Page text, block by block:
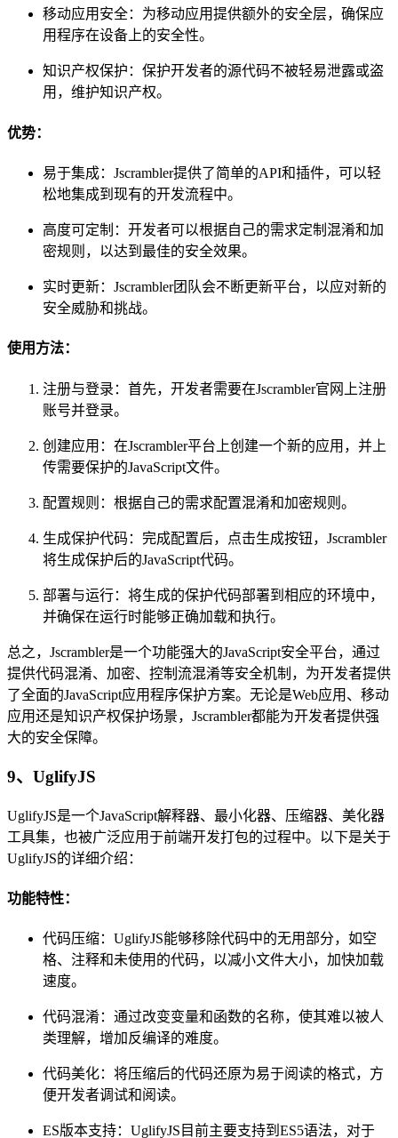
移动应用安全：为移动应用提供额外的安全层，确保应
用程序在设备上的安全性。
知识产权保护：保护开发者的源代码不被轻易泄露或盗
用，维护知识产权。
优势：
易于集成：Jscrambler提供了简单的API和插件，可以轻
松地集成到现有的开发流程中。
高度可定制：开发者可以根据自己的需求定制混淆和加
密规则，以达到最佳的安全效果。
实时更新：Jscrambler团队会不断更新平台，以应对新的
安全威胁和挑战。
使用方法：
注册与登录：首先，开发者需要在Jscrambler官网上注册
账号并登录。
创建应用：在Jscrambler平台上创建一个新的应用，并上
传需要保护的JavaScript文件。
配置规则：根据自己的需求配置混淆和加密规则。
生成保护代码：完成配置后，点击生成按钮，Jscrambler
将生成保护后的JavaScript代码。
部署与运行：将生成的保护代码部署到相应的环境中，
并确保在运行时能够正确加载和执行。
总之，Jscrambler是一个功能强大的JavaScript安全平台，通过
提供代码混淆、加密、控制流混淆等安全机制，为开发者提供
了全面的JavaScript应用程序保护方案。无论是Web应用、移动
应用还是知识产权保护场景，Jscrambler都能为开发者提供强
大的安全保障。
9、UglifyJS
UglifyJS是一个JavaScript解释器、最小化器、压缩器、美化器
工具集，也被广泛应用于前端开发打包的过程中。以下是关于
UglifyJS的详细介绍：
功能特性：
代码压缩：UglifyJS能够移除代码中的无用部分，如空
格、注释和未使用的代码，以减小文件大小，加快加载
速度。
代码混淆：通过改变变量和函数的名称，使其难以被人
类理解，增加反编译的难度。
代码美化：将压缩后的代码还原为易于阅读的格式，方
便开发者调试和阅读。
ES版本支持：UglifyJS目前主要支持到ES5语法，对于